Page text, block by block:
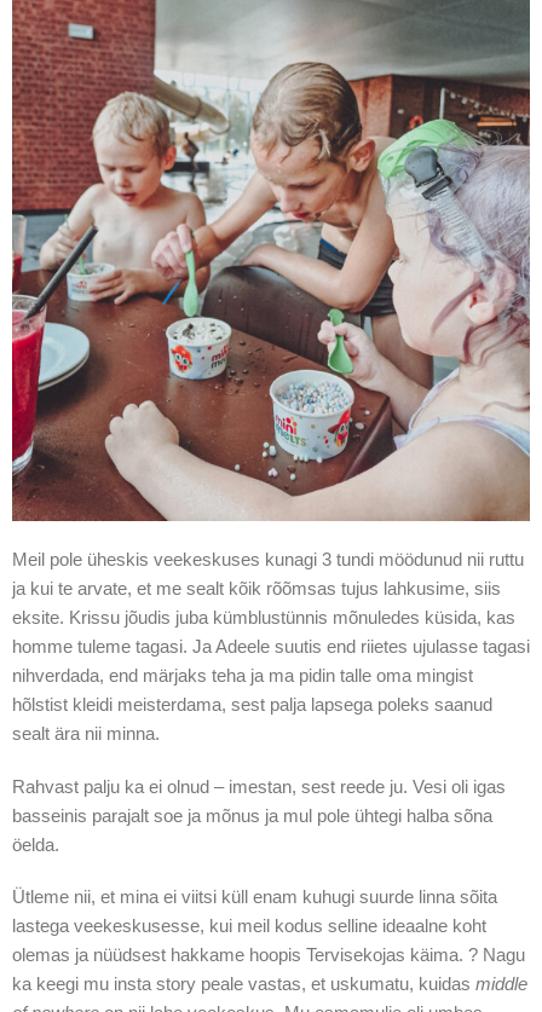
Meil pole üheskis veekeskuses kunagi 3 tundi möödunud nii ruttu
ja kui te arvate, et me sealt kõik rõõmsas tujus lahkusime, siis
eksite. Krissu jõudis juba kümblustünnis mõnuledes küsida, kas
homme tuleme tagasi. Ja Adeele suutis end riietes ujulasse tagasi
nihverdada, end märjaks teha ja ma pidin talle oma mingist
hõlstist kleidi meisterdama, sest palja lapsega poleks saanud
sealt ära nii minna.
Rahvast palju ka ei olnud – imestan, sest reede ju. Vesi oli igas
basseinis parajalt soe ja mõnus ja mul pole ühtegi halba sõna
öelda.
Ütleme nii, et mina ei viitsi küll enam kuhugi suurde linna sõita
lastega veekeskusesse, kui meil kodus selline ideaalne koht
olemas ja nüüdsest hakkame hoopis Tervisekojas käima. ? Nagu
ka keegi mu insta story peale vastas, et uskumatu, kuidas middle